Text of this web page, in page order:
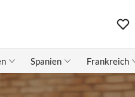
Spanien Frankreich